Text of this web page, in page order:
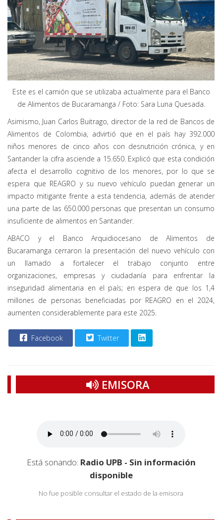
Este es el camión que se utilizaba actualmente para el Banco
de Alimentos de Bucaramanga / Foto: Sara Luna Quesada.
Asimismo, Juan Carlos Buitrago, director de la red de Bancos de
Alimentos de Colombia, advirtió que en el país hay 392.000
niños menores de cinco años con desnutrición crónica, y en
Santander la cifra asciende a 15.650. Explicó que esta condición
afecta el desarrollo cognitivo de los menores, por lo que se
espera que REAGRO y su nuevo vehículo puedan generar un
impacto mitigante frente a esta tendencia, además de atender
una parte de las 650.000 personas que presentan un consumo
insuficiente de alimentos en Santander.
ABACO y el Banco Arquidiocesano de Alimentos de
Bucaramanga cerraron la presentación del nuevo vehículo con
un llamado a fortalecer el trabajo conjunto entre
organizaciones, empresas y ciudadanía para enfrentar la
inseguridad alimentaria en el país; en espera de que los 1,4
millones de personas beneficiadas por REAGRO en el 2024,
aumenten considerablemente para este 2025.
Facebook Twitter
EMISORA
Está sonando: Radio UPB - Sin información
disponible
No fue posible consultar el estado de la emisora